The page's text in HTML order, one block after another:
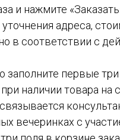
и нажмите
адреса,
в соответствии с
заполните первые
наличии товара на
вечеринках с